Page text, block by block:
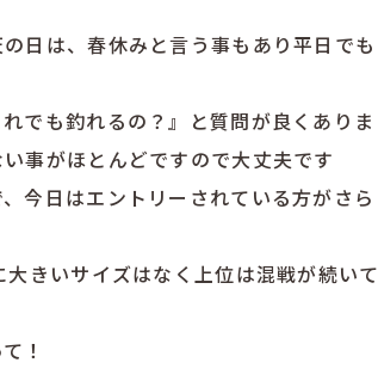
日は、春休みと言う事もあり平日でも
でも釣れるの？』と質問が良くありま
事がほとんどですので大丈夫です
今日はエントリーされている方がさら
きいサイズはなく上位は混戦が続いて
！